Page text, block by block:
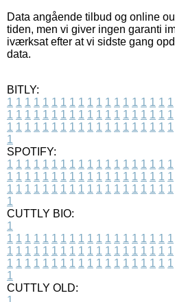
Data angående tilbud og online
tiden, men vi giver ingen garanti
iværksat efter at vi sidste gang
data.
BITLY:
1 1 1 1 1 1 1 1 1 1 1 1 1 1 1 1 1 1 1
1 1 1 1 1 1 1 1 1 1 1 1 1 1 1 1 1 1 1
1 1 1 1 1 1 1 1 1 1 1 1 1 1 1 1 1 1 1
1
SPOTIFY:
1 1 1 1 1 1 1 1 1 1 1 1 1 1 1 1 1 1 1
1 1 1 1 1 1 1 1 1 1 1 1 1 1 1 1 1 1 1
1 1 1 1 1 1 1 1 1 1 1 1 1 1 1 1 1 1 1
1
CUTTLY BIO:
1
1 1 1 1 1 1 1 1 1 1 1 1 1 1 1 1 1 1 1
1 1 1 1 1 1 1 1 1 1 1 1 1 1 1 1 1 1 1
1 1 1 1 1 1 1 1 1 1 1 1 1 1 1 1 1 1 1
1
CUTTLY OLD: